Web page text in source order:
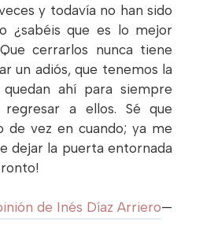
y todavía no han sido
¿sabéis que es lo mejor
cerrarlos nunca tiene
un adiós, que tenemos la
ahí para siempre
regresar a ellos. Sé que
de vez en cuando; ya me
dejar la puerta entornada
de Inés Díaz Arriero—